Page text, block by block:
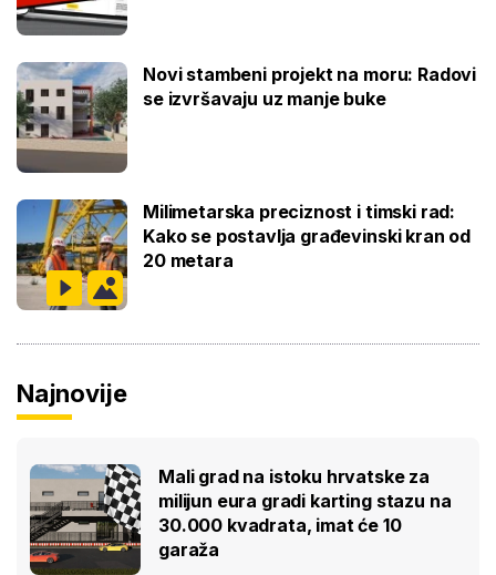
Novi stambeni projekt na moru: Radovi
se izvršavaju uz manje buke
Milimetarska preciznost i timski rad:
Kako se postavlja građevinski kran od
20 metara
Najnovije
Mali grad na istoku hrvatske za
milijun eura gradi karting stazu na
30.000 kvadrata, imat će 10
garaža